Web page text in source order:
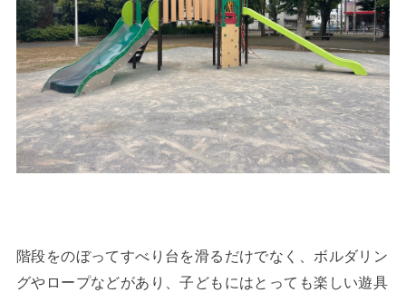
階段をのぼってすべり台を滑るだけでなく、ボルダリン
グやロープなどがあり、子どもにはとっても楽しい遊具